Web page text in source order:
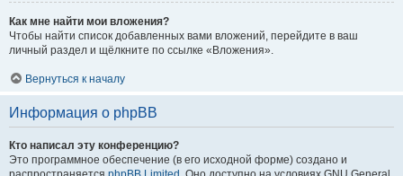
Как мне найти мои вложения?
Чтобы найти список добавленных вами вложений, перейдите в ваш
личный раздел и щёлкните по ссылке «Вложения».
Вернуться к началу
Информация о phpBB
Кто написал эту конференцию?
Это программное обеспечение (в его исходной форме) создано и